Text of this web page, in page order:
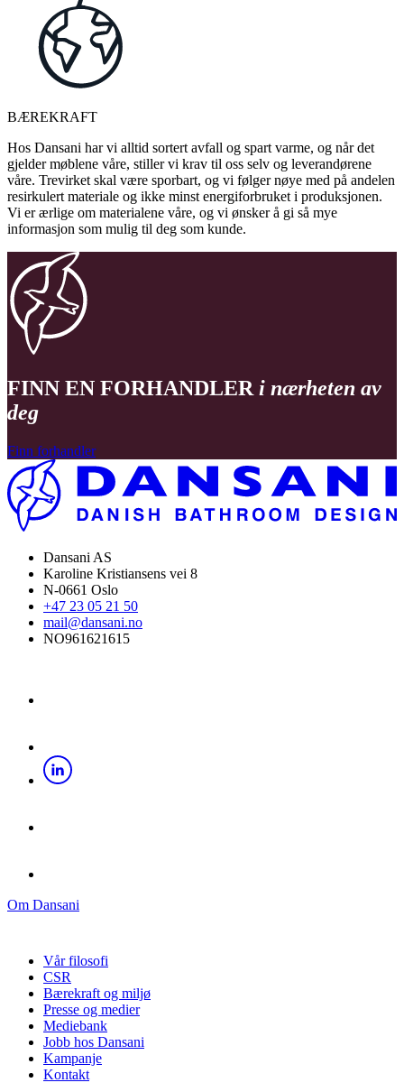
BÆREKRAFT
Hos Dansani har vi alltid sortert avfall og spart varme, og når det
gjelder møblene våre, stiller vi krav til oss selv og leverandørene
våre. Trevirket skal være sporbart, og vi følger nøye med på andelen
resirkulert materiale og ikke minst energiforbruket i produksjonen.
Vi er ærlige om materialene våre, og vi ønsker å gi så mye
informasjon som mulig til deg som kunde.
FINN EN FORHANDLER i nærheten av
deg
Finn forhandler
Dansani AS
Karoline Kristiansens vei 8
N-0661 Oslo
+47 23 05 21 50
mail@dansani.no
NO961621615
Om Dansani
Vår filosofi
CSR
Bærekraft og miljø
Presse og medier
Mediebank
Jobb hos Dansani
Kampanje
Kontakt